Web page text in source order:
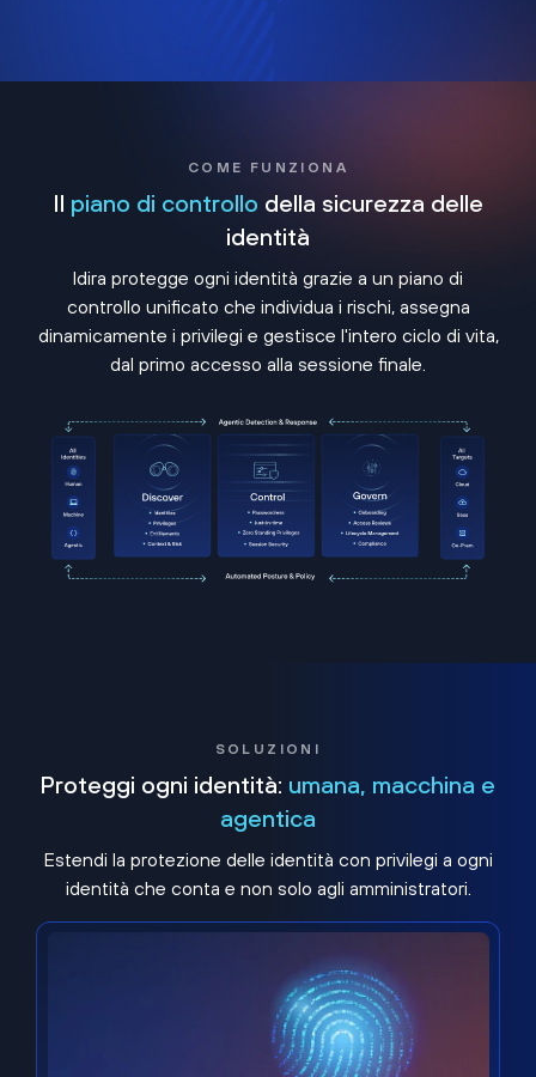
COME FUNZIONA
Il piano di controllo della sicurezza delle
identità
Idira protegge ogni identità grazie a un piano di
controllo unificato che individua i rischi, assegna
dinamicamente i privilegi e gestisce l'intero ciclo di vita,
dal primo accesso alla sessione finale.
SOLUZIONI
Proteggi ogni identità: umana, macchina e
agentica
Estendi la protezione delle identità con privilegi a ogni
identità che conta e non solo agli amministratori.